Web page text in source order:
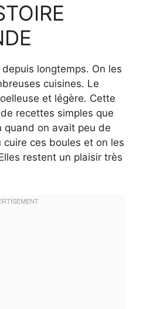
longtemps. On les
cuisines. Le
et légère. Cette
recettes simples que
quand on avait peu de
ces boules et on les
restent un plaisir très